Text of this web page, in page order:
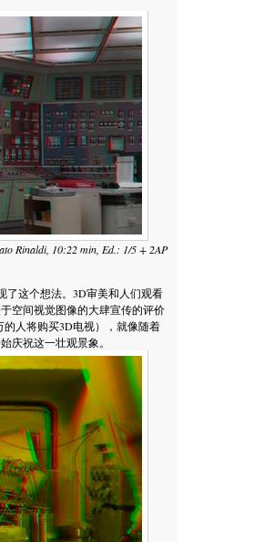
Rinaldi, 10:22 min, Ed.: 1/5 + 2AP
了这个想法。3D审美和人们观看
空间视觉图像的大肆宣传的评价
的人将购买3D电视），就像随着
庆祝这一壮观景象。